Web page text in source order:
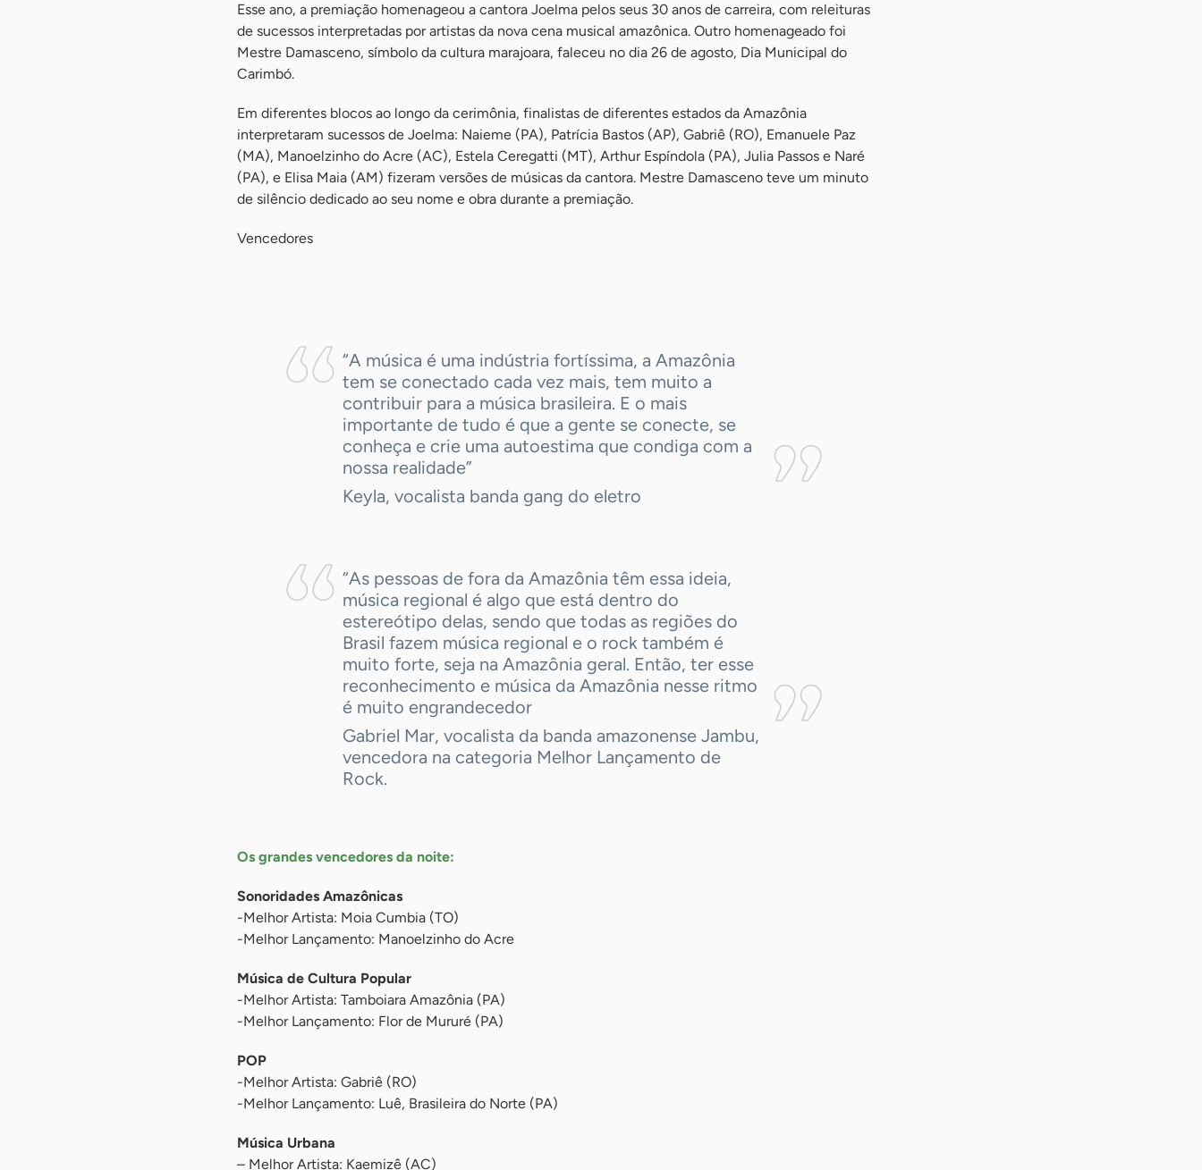
Esse ano, a premiação homenageou a cantora Joelma pelos seus 30 anos de carreira, com releituras
de sucessos interpretadas por artistas da nova cena musical amazônica. Outro homenageado foi
Mestre Damasceno, símbolo da cultura marajoara, faleceu no dia 26 de agosto, Dia Municipal do
Carimbó.
Em diferentes blocos ao longo da cerimônia, finalistas de diferentes estados da Amazônia
interpretaram sucessos de Joelma: Naieme (PA), Patrícia Bastos (AP), Gabriê (RO), Emanuele Paz
(MA), Manoelzinho do Acre (AC), Estela Ceregatti (MT), Arthur Espíndola (PA), Julia Passos e Naré
(PA), e Elisa Maia (AM) fizeram versões de músicas da cantora. Mestre Damasceno teve um minuto
de silêncio dedicado ao seu nome e obra durante a premiação.
Vencedores
“A música é uma indústria fortíssima, a Amazônia
tem se conectado cada vez mais, tem muito a
contribuir para a música brasileira. E o mais
importante de tudo é que a gente se conecte, se
conheça e crie uma autoestima que condiga com a
nossa realidade”
Keyla, vocalista banda gang do eletro
“As pessoas de fora da Amazônia têm essa ideia,
música regional é algo que está dentro do
estereótipo delas, sendo que todas as regiões do
Brasil fazem música regional e o rock também é
muito forte, seja na Amazônia geral. Então, ter esse
reconhecimento e música da Amazônia nesse ritmo
é muito engrandecedor
Gabriel Mar, vocalista da banda amazonense Jambu,
vencedora na categoria Melhor Lançamento de
Rock.
Os grandes vencedores da noite:
Sonoridades Amazônicas
-Melhor Artista: Moia Cumbia (TO)
-Melhor Lançamento: Manoelzinho do Acre
Música de Cultura Popular
-Melhor Artista: Tamboiara Amazônia (PA)
-Melhor Lançamento: Flor de Mururé (PA)
POP
-Melhor Artista: Gabriê (RO)
-Melhor Lançamento: Luê, Brasileira do Norte (PA)
Música Urbana
– Melhor Artista: Kaemizê (AC)